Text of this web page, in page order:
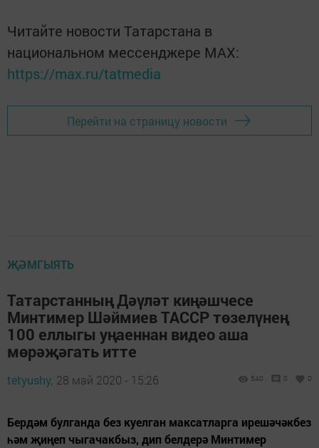
Читайте новости Татарстана в
национальном мессенджере MАХ:
https://max.ru/tatmedia
Перейти на страницу новости
ҖӘМГЫЯТЬ
Татарстанның Дәүләт киңәшчесе
Минтимер Шәймиев ТАССР төзелүнең
100 еллыгы уңаеннан видео аша
мөрәҗәгать итте
tetyushy, 28 май 2020 - 15:26 540 0 0
Бердәм булганда без куелган максатларга ирешәчәкбез
һәм җиңеп чыгачакбыз, дип белдерә Минтимер